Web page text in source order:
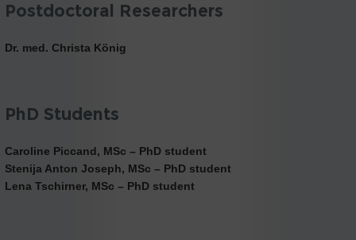
Postdoctoral Researchers
Dr. med. Christa König
PhD Students
Caroline Piccand, MSc – PhD student
Stenija Anton Joseph, MSc – PhD student
Lena Tschirner, MSc – PhD student